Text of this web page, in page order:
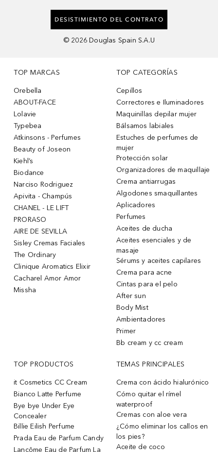
DESISTIMIENTO DEL CONTRATO
© 2026 Douglas Spain S.A.U
TOP MARCAS
Orebella
ABOUT-FACE
Lolavie
Typebea
Atkinsons - Perfumes
Beauty of Joseon
Kiehl’s
Biodance
Narciso Rodriguez
Apivita - Champús
CHANEL - LE LIFT
PRORASO
AIRE DE SEVILLA
Sisley Cremas Faciales
The Ordinary
Clinique Aromatics Elixir
Cacharel Amor Amor
Missha
TOP CATEGORÍAS
Cepillos
Correctores e Iluminadores
Maquinillas depilar mujer
Bálsamos labiales
Estuches de perfumes de
mujer
Protección solar
Organizadores de maquillaje
Crema antiarrugas
Algodones smaquillantes
Aplicadores
Perfumes
Aceites de ducha
Aceites esenciales y de
masaje
Sérums y aceites capilares
Crema para acne
Cintas para el pelo
After sun
Body Mist
Ambientadores
Primer
Bb cream y cc cream
TOP PRODUCTOS
it Cosmetics CC Cream
Bianco Latte Perfume
Bye bye Under Eye
Concealer
Billie Eilish Perfume
Prada Eau de Parfum Candy
Lancôme Eau de Parfum La
TEMAS PRINCIPALES
Crema con ácido hialurónico
Cómo quitar el rímel
waterproof
Cremas con aloe vera
¿Cómo eliminar los callos en
los pies?
Aceite de coco